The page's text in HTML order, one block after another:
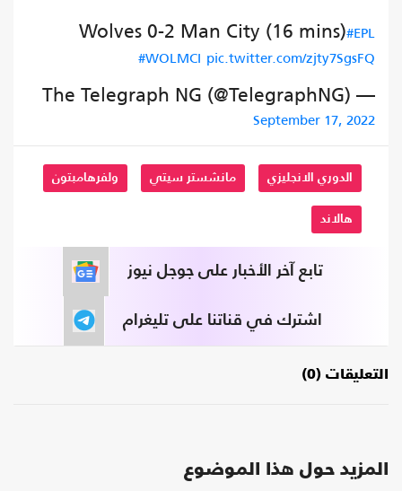
Wolves 0-2 Man City (16 mins)#EPL
#WOLMCI pic.twitter.com/zjty7SgsFQ
— The Telegraph NG (@TelegraphNG)
September 17, 2022
الدوري الانجليزي مانشستر سيتي ولفرهامبتون
هالاند
تابع آخر الأخبار على جوجل نيوز
اشترك في قناتنا على تليغرام
التعليقات (0)
المزيد حول هذا الموضوع